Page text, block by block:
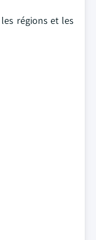
régions et les